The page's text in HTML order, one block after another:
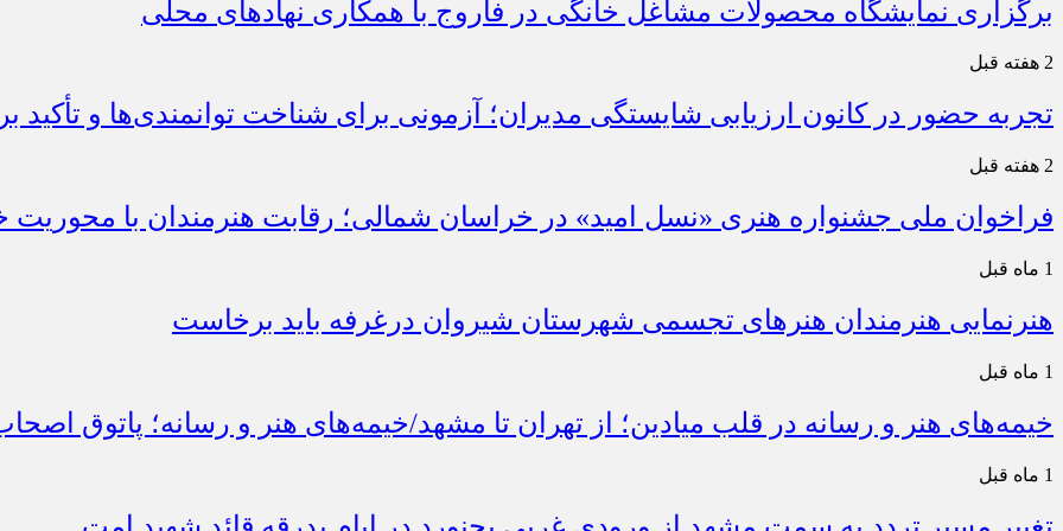
برگزاری نمایشگاه محصولات مشاغل خانگی در فاروج با همکاری نهادهای محلی
2 هفته قبل
تجربه حضور در کانون ارزیابی شایستگی مدیران؛ آزمونی برای شناخت توانمندی‌ها و تأکید
2 هفته قبل
فراخوان ملی جشنواره هنری «نسل امید» در خراسان شمالی؛ رقابت هنرمندان با محوریت
1 ماه قبل
هنرنمایی هنرمندان هنرهای تجسمی شهرستان شیروان درغرفه باید برخاست
1 ماه قبل
خیمه‌های هنر و رسانه در قلب میادین؛ از تهران تا مشهد/خیمه‌های هنر و رسانه؛ پاتوق
1 ماه قبل